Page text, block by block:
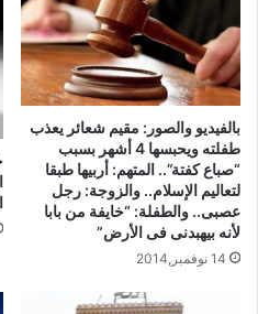
بالفيديو والصور: مقيم شعائر يعذب
طفلته ويحبسها 4 أشهر بسبب
“صباع كفتة”.. المتهم: أربيها طبقا
لتعاليم الإسلام.. والزوجة: رجل
عصبى.. والطفلة: “خايفة من بابا
لأنه بيهبدنى فى الأرض”
14 نوفمبر,2014